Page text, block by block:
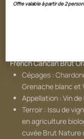
Offre valable à partir de 2
French Cancan Brut
Cépages :
Grenache blanc et
Appellation : Vin de
Terroir : Issu de
en agriculture
cuvée Brut Nature